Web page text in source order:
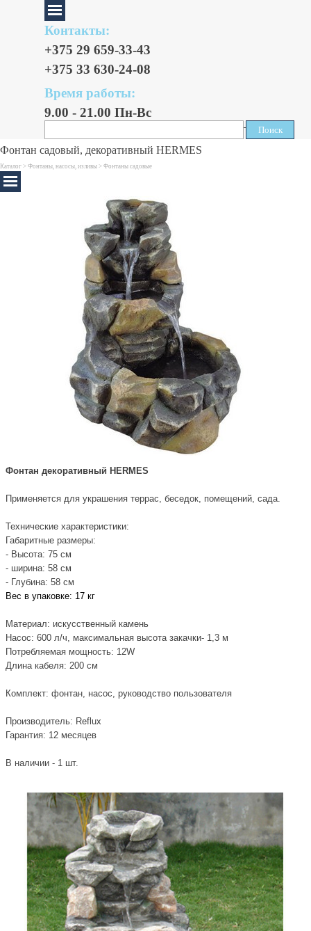
Контакты:
+375 29 659-33-43
+375 33 630-24-08
Время работы:
9.00 - 21.00 Пн-Вс
Поиск
Поиск
Фонтан садовый, декоративный HERMES
Каталог > Фонтаны, насосы, изливы > Фонтаны садовые
Фонтан декоративный HERMES
Применяется для украшения террас, беседок, помещений, сада.
Технические характеристики:
Габаритные размеры:
- Высота: 75 см
- ширина: 58 см
- Глубина: 58 см
Вес в упаковке: 17 кг
Материал: искусственный камень
Насос: 600 л/ч, максимальная высота закачки- 1,3 м
Потребляемая мощность: 12W
Длина кабеля: 200 см
Комплект: фонтан, насос, руководство пользователя
Производитель: Reflux
Гарантия: 12 месяцев
В наличии - 1 шт.